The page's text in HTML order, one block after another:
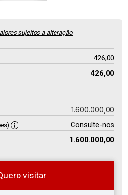
sujeitos a alteração.
426,00
426,00
1.600.000,00
Consulte-nos
1.600.000,00
visitar
dia e horário para